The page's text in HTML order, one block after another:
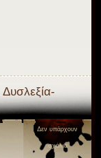
Δυσλεξία-
Δεν υπάρχουν
σχόλια